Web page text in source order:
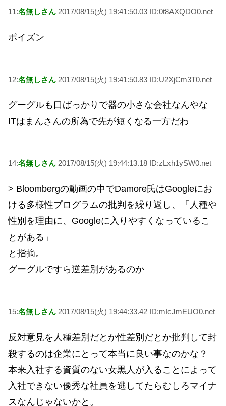
11:名無しさん 2017/08/15(火) 19:41:50.03 ID:0t8AXQDO0.net
ポイズン
12:名無しさん 2017/08/15(火) 19:41:50.83 ID:U2XjCm3T0.net
グーグルも口ばっかりで器の小さな会社なんやな
ITはまんさんの所為で先が短くなる一方だわ
14:名無しさん 2017/08/15(火) 19:44:13.18 ID:zLxh1ySW0.net
> Bloombergの動画の中でDamore氏はGoogleにお
ける多様性プログラムの批判を繰り返し、「人種や
性別を理由に、Googleに入りやすくなっているこ
とがある」
と指摘。
グーグルですら逆差別があるのか
15:名無しさん 2017/08/15(火) 19:44:33.42 ID:mIcJmEUO0.net
反対意見を人種差別だとか性差別だとか批判して封
殺するのは企業にとって本当に良い事なのかな？
本来入社する資質のない女黒人が入ることによって
入社できない優秀な社員を逃してたらむしろマイナ
スなんじゃないかと。